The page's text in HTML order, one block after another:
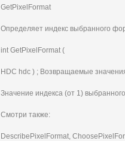
GetPixelFormat
Определяет индекс выбранного
int GetPixelFormat (
HDC hdc ) ; Возвращаемые
Значение индекса (от 1)
Смотри также:
DescribePixelFormat,